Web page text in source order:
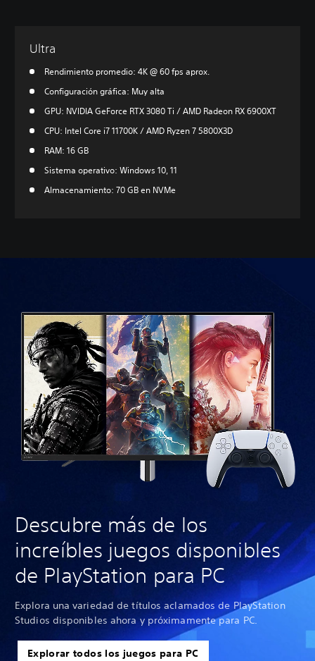
Ultra
Rendimiento promedio: 4K @ 60 fps aprox.
Configuración gráfica: Muy alta
GPU: NVIDIA GeForce RTX 3080 Ti / AMD Radeon RX 6900XT
CPU: Intel Core i7 11700K / AMD Ryzen 7 5800X3D
RAM: 16 GB
Sistema operativo: Windows 10, 11
Almacenamiento: 70 GB en NVMe
Descubre más de los
increíbles juegos disponibles
de PlayStation para PC
Explora una variedad de títulos aclamados de PlayStation
Studios disponibles ahora y próximamente para PC.
Explorar todos los juegos para PC